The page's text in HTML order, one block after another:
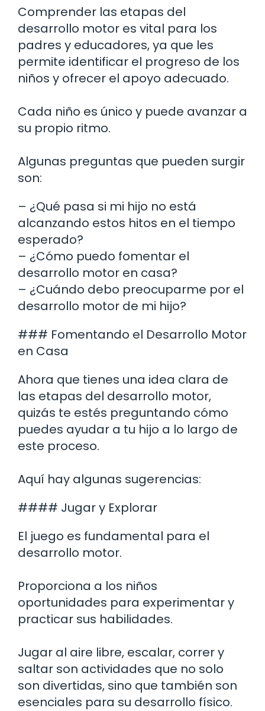
Comprender las etapas del
desarrollo motor es vital para los
padres y educadores, ya que les
permite identificar el progreso de los
niños y ofrecer el apoyo adecuado.
Cada niño es único y puede avanzar a
su propio ritmo.
Algunas preguntas que pueden surgir
son:
– ¿Qué pasa si mi hijo no está
alcanzando estos hitos en el tiempo
esperado?
– ¿Cómo puedo fomentar el
desarrollo motor en casa?
– ¿Cuándo debo preocuparme por el
desarrollo motor de mi hijo?
### Fomentando el Desarrollo Motor
en Casa
Ahora que tienes una idea clara de
las etapas del desarrollo motor,
quizás te estés preguntando cómo
puedes ayudar a tu hijo a lo largo de
este proceso.
Aquí hay algunas sugerencias:
#### Jugar y Explorar
El juego es fundamental para el
desarrollo motor.
Proporciona a los niños
oportunidades para experimentar y
practicar sus habilidades.
Jugar al aire libre, escalar, correr y
saltar son actividades que no solo
son divertidas, sino que también son
esenciales para su desarrollo físico.